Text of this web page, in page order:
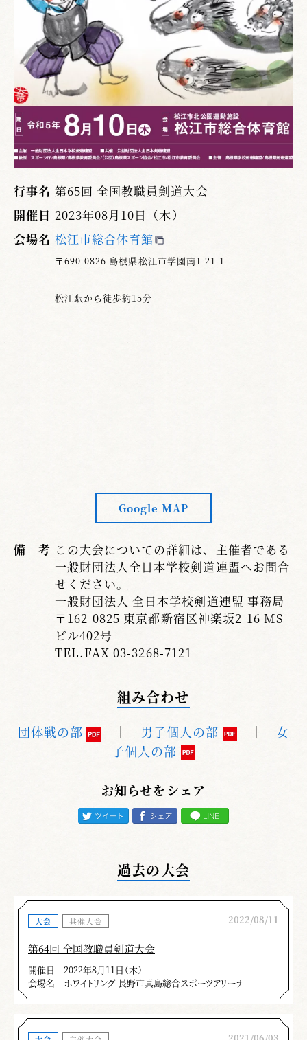
行事名 第65回 全国教職員剣道大会
開催日 2023年08月10日（木）
会場名 松江市総合体育館
〒690-0826 島根県松江市学園南1-21-1
松江駅から徒歩約15分
Google MAP
備 考 この大会についての詳細は、主催者である
一般財団法人全日本学校剣道連盟へお問合
せください。
一般財団法人 全日本学校剣道連盟 事務局
〒162-0825 東京都新宿区神楽坂2-16 MS
ビル402号
TEL.FAX 03-3268-7121
組み合わせ
団体戦の部 ｜ 男子個人の部 ｜女
子個人の部
お知らせをシェア
過去の大会
大会 共催大会 2022/08/11
第64回 全国教職員剣道大会
開催日
2022年8月11日（木）
会場名
ホワイトリング 長野市真島総合スポーツアリーナ